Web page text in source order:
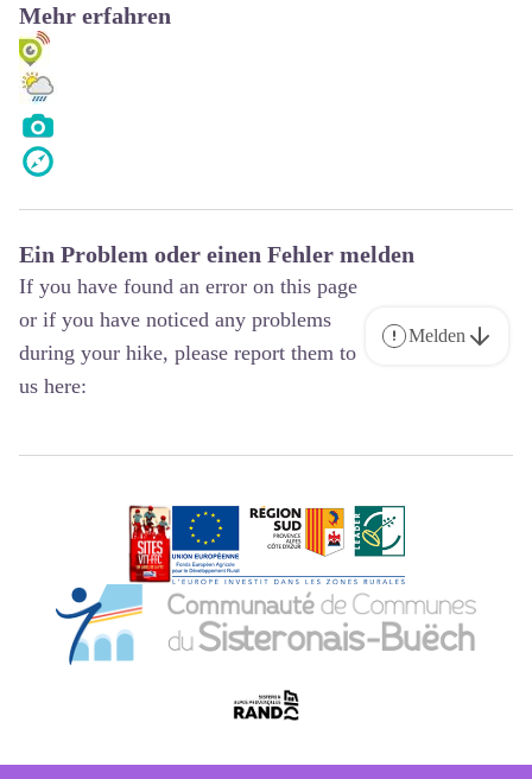
Mehr erfahren
Ein Problem oder einen Fehler melden
If you have found an error on this page
or if you have noticed any problems
during your hike, please report them to
us here:
Melden